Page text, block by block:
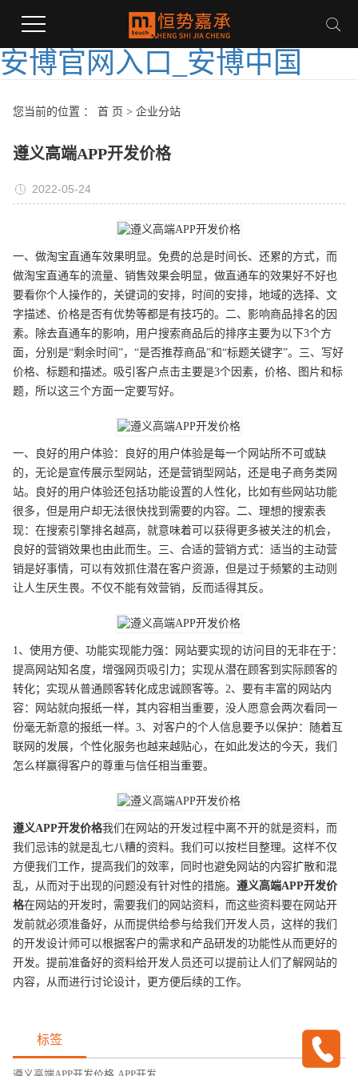
安博官网入口_安博中国
您当前的位置 ： 首 页 > 企业分站
遵义高端APP开发价格
2022-05-24
一、做淘宝直通车效果明显。免费的总是时间长、还累的方式，而
做淘宝直通车的流量、销售效果会明显，做直通车的效果好不好也
要看你个人操作的，关键词的安排，时间的安排，地域的选择、文
字描述、价格是否有优势等都是有技巧的。二、影响商品排名的因
素。除去直通车的影响，用户搜索商品后的排序主要为以下3个方
面，分别是“剩余时间”，“是否推荐商品”和“标题关键字”。三、写好
价格、标题和描述。吸引客户点击主要是3个因素，价格、图片和标
题，所以这三个方面一定要写好。
一、良好的用户体验：良好的用户体验是每一个网站所不可或缺
的，无论是宣传展示型网站，还是营销型网站，还是电子商务类网
站。良好的用户体验还包括功能设置的人性化，比如有些网站功能
很多，但是用户却无法很快找到需要的内容。二、理想的搜索表
现：在搜索引擎排名越高，就意味着可以获得更多被关注的机会，
良好的营销效果也由此而生。三、合适的营销方式：适当的主动营
销是好事情，可以有效抓住潜在客户资源，但是过于频繁的主动则
让人生厌生畏。不仅不能有效营销，反而适得其反。
1、使用方便、功能实现能力强：网站要实现的访问目的无非在于：
提高网站知名度，增强网页吸引力；实现从潜在顾客到实际顾客的
转化；实现从普通顾客转化成忠诚顾客等。2、要有丰富的网站内
容：网站就向报纸一样，其内容相当重要，没人愿意会两次看同一
份毫无新意的报纸一样。3、对客户的个人信息要予以保护：随着互
联网的发展，个性化服务也越来越贴心，在如此发达的今天，我们
怎么样赢得客户的尊重与信任相当重要。
遵义APP开发价格我们在网站的开发过程中离不开的就是资料，而
我们忌讳的就是乱七八糟的资料。我们可以按栏目整理。这样不仅
方便我们工作，提高我们的效率，同时也避免网站的内容扩散和混
乱，从而对于出现的问题没有针对性的措施。 遵义高端APP开发价
格在网站的开发时，需要我们的网站资料，而这些资料要在网站开
发前就必须准备好，从而提供给参与给我们开发人员，这样的我们
的开发设计师可以根据客户的需求和产品研发的功能性从而更好的
开发。提前准备好的资料给开发人员还可以提前让人们了解网站的
内容，从而进行讨论设计，更方便后续的工作。
标签